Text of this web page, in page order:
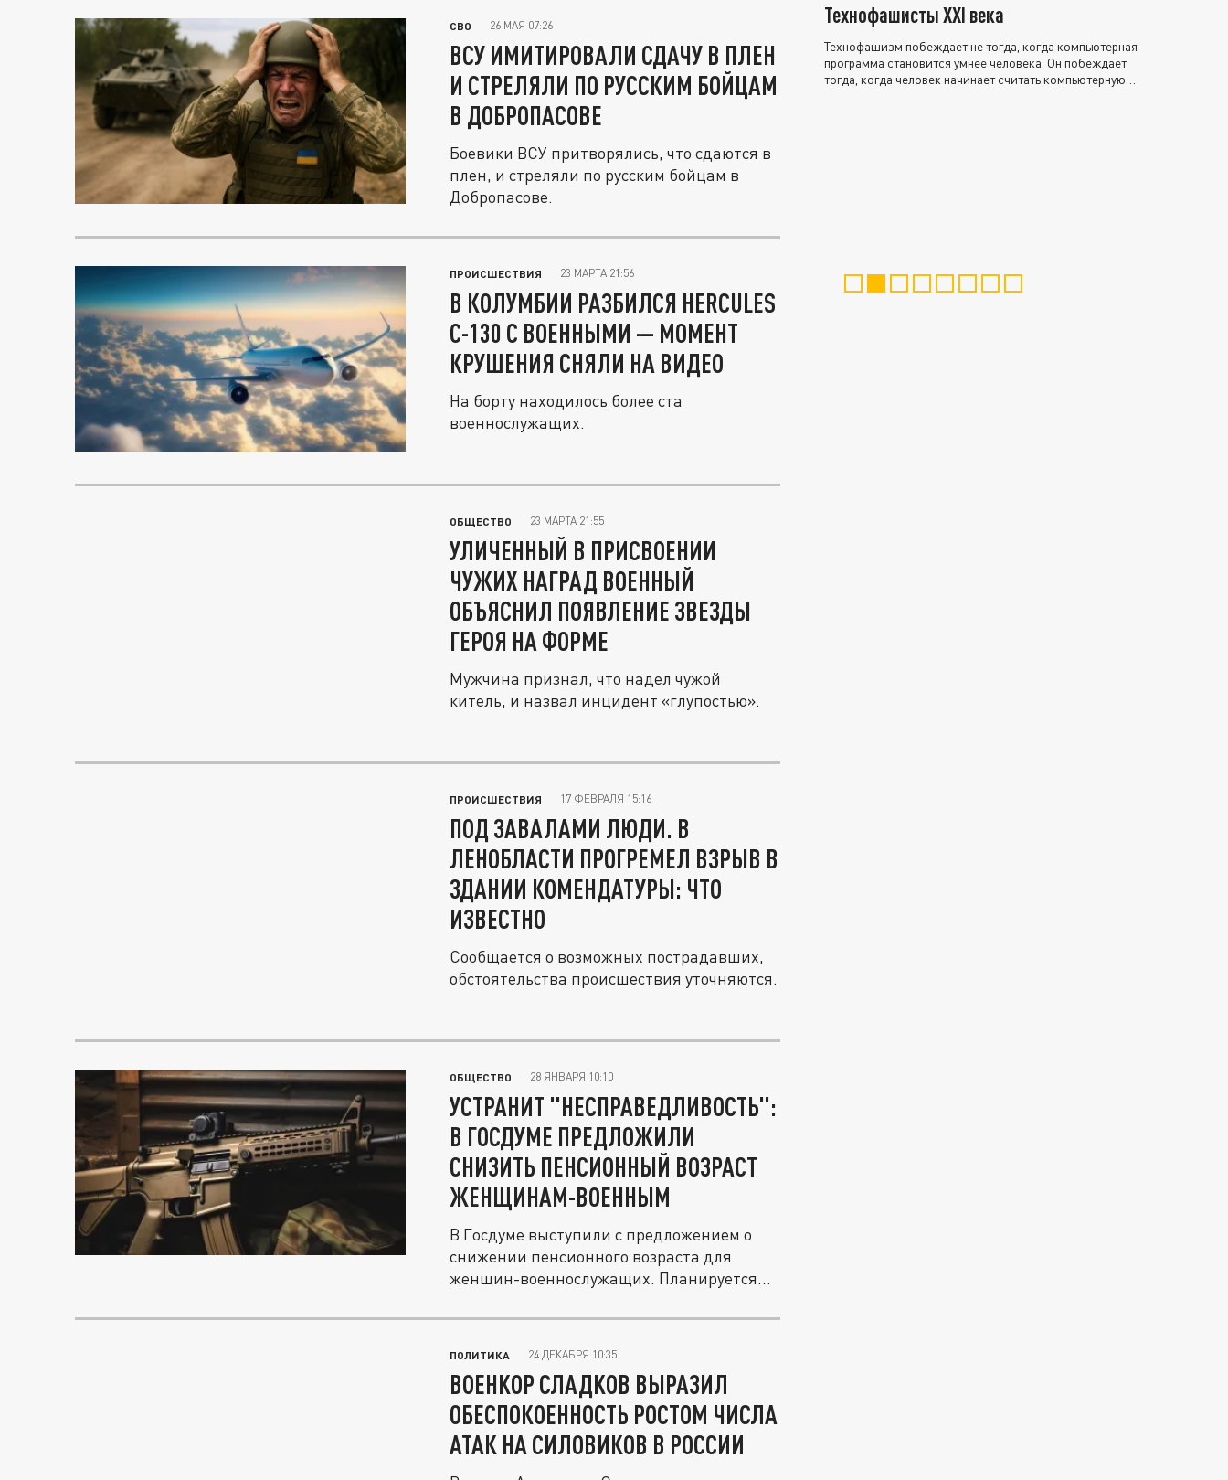
СВО 26 МАЯ 07:26
ВСУ ИМИТИРОВАЛИ СДАЧУ В ПЛЕН
И СТРЕЛЯЛИ ПО РУССКИМ БОЙЦАМ
В ДОБРОПАСОВЕ
Боевики ВСУ притворялись, что сдаются в
плен, и стреляли по русским бойцам в
Добропасове.
ПРОИСШЕСТВИЯ 23 МАРТА 21:56
В КОЛУМБИИ РАЗБИЛСЯ HERCULES
C-130 С ВОЕННЫМИ — МОМЕНТ
КРУШЕНИЯ СНЯЛИ НА ВИДЕО
На борту находилось более ста
военнослужащих.
ОБЩЕСТВО 23 МАРТА 21:55
УЛИЧЕННЫЙ В ПРИСВОЕНИИ
ЧУЖИХ НАГРАД ВОЕННЫЙ
ОБЪЯСНИЛ ПОЯВЛЕНИЕ ЗВЕЗДЫ
ГЕРОЯ НА ФОРМЕ
Мужчина признал, что надел чужой
китель, и назвал инцидент «глупостью».
ПРОИСШЕСТВИЯ 17 ФЕВРАЛЯ 15:16
ПОД ЗАВАЛАМИ ЛЮДИ. В
ЛЕНОБЛАСТИ ПРОГРЕМЕЛ ВЗРЫВ В
ЗДАНИИ КОМЕНДАТУРЫ: ЧТО
ИЗВЕСТНО
Сообщается о возможных пострадавших,
обстоятельства происшествия уточняются.
ОБЩЕСТВО 28 ЯНВАРЯ 10:10
УСТРАНИТ "НЕСПРАВЕДЛИВОСТЬ":
В ГОСДУМЕ ПРЕДЛОЖИЛИ
СНИЗИТЬ ПЕНСИОННЫЙ ВОЗРАСТ
ЖЕНЩИНАМ-ВОЕННЫМ
В Госдуме выступили с предложением о
снижении пенсионного возраста для
женщин-военнослужащих. Планируется...
ПОЛИТИКА 24 ДЕКАБРЯ 10:35
ВОЕНКОР СЛАДКОВ ВЫРАЗИЛ
ОБЕСПОКОЕННОСТЬ РОСТОМ ЧИСЛА
АТАК НА СИЛОВИКОВ В РОССИИ
Технофашисты XXI века
Технофашизм побеждает не тогда, когда компьютерная
программа становится умнее человека. Он побеждает
тогда, когда человек начинает считать компьютерную